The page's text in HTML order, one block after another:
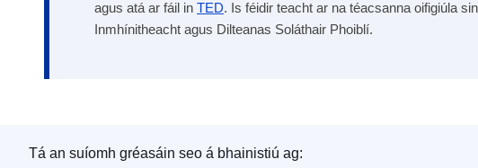
agus atá ar fáil in TED. Is féidir teacht ar na téacsanna oifigiúla
Inmhínitheacht agus Dilteanas Soláthair Phoiblí.
Tá an suíomh gréasáin seo á bhainistiú ag: